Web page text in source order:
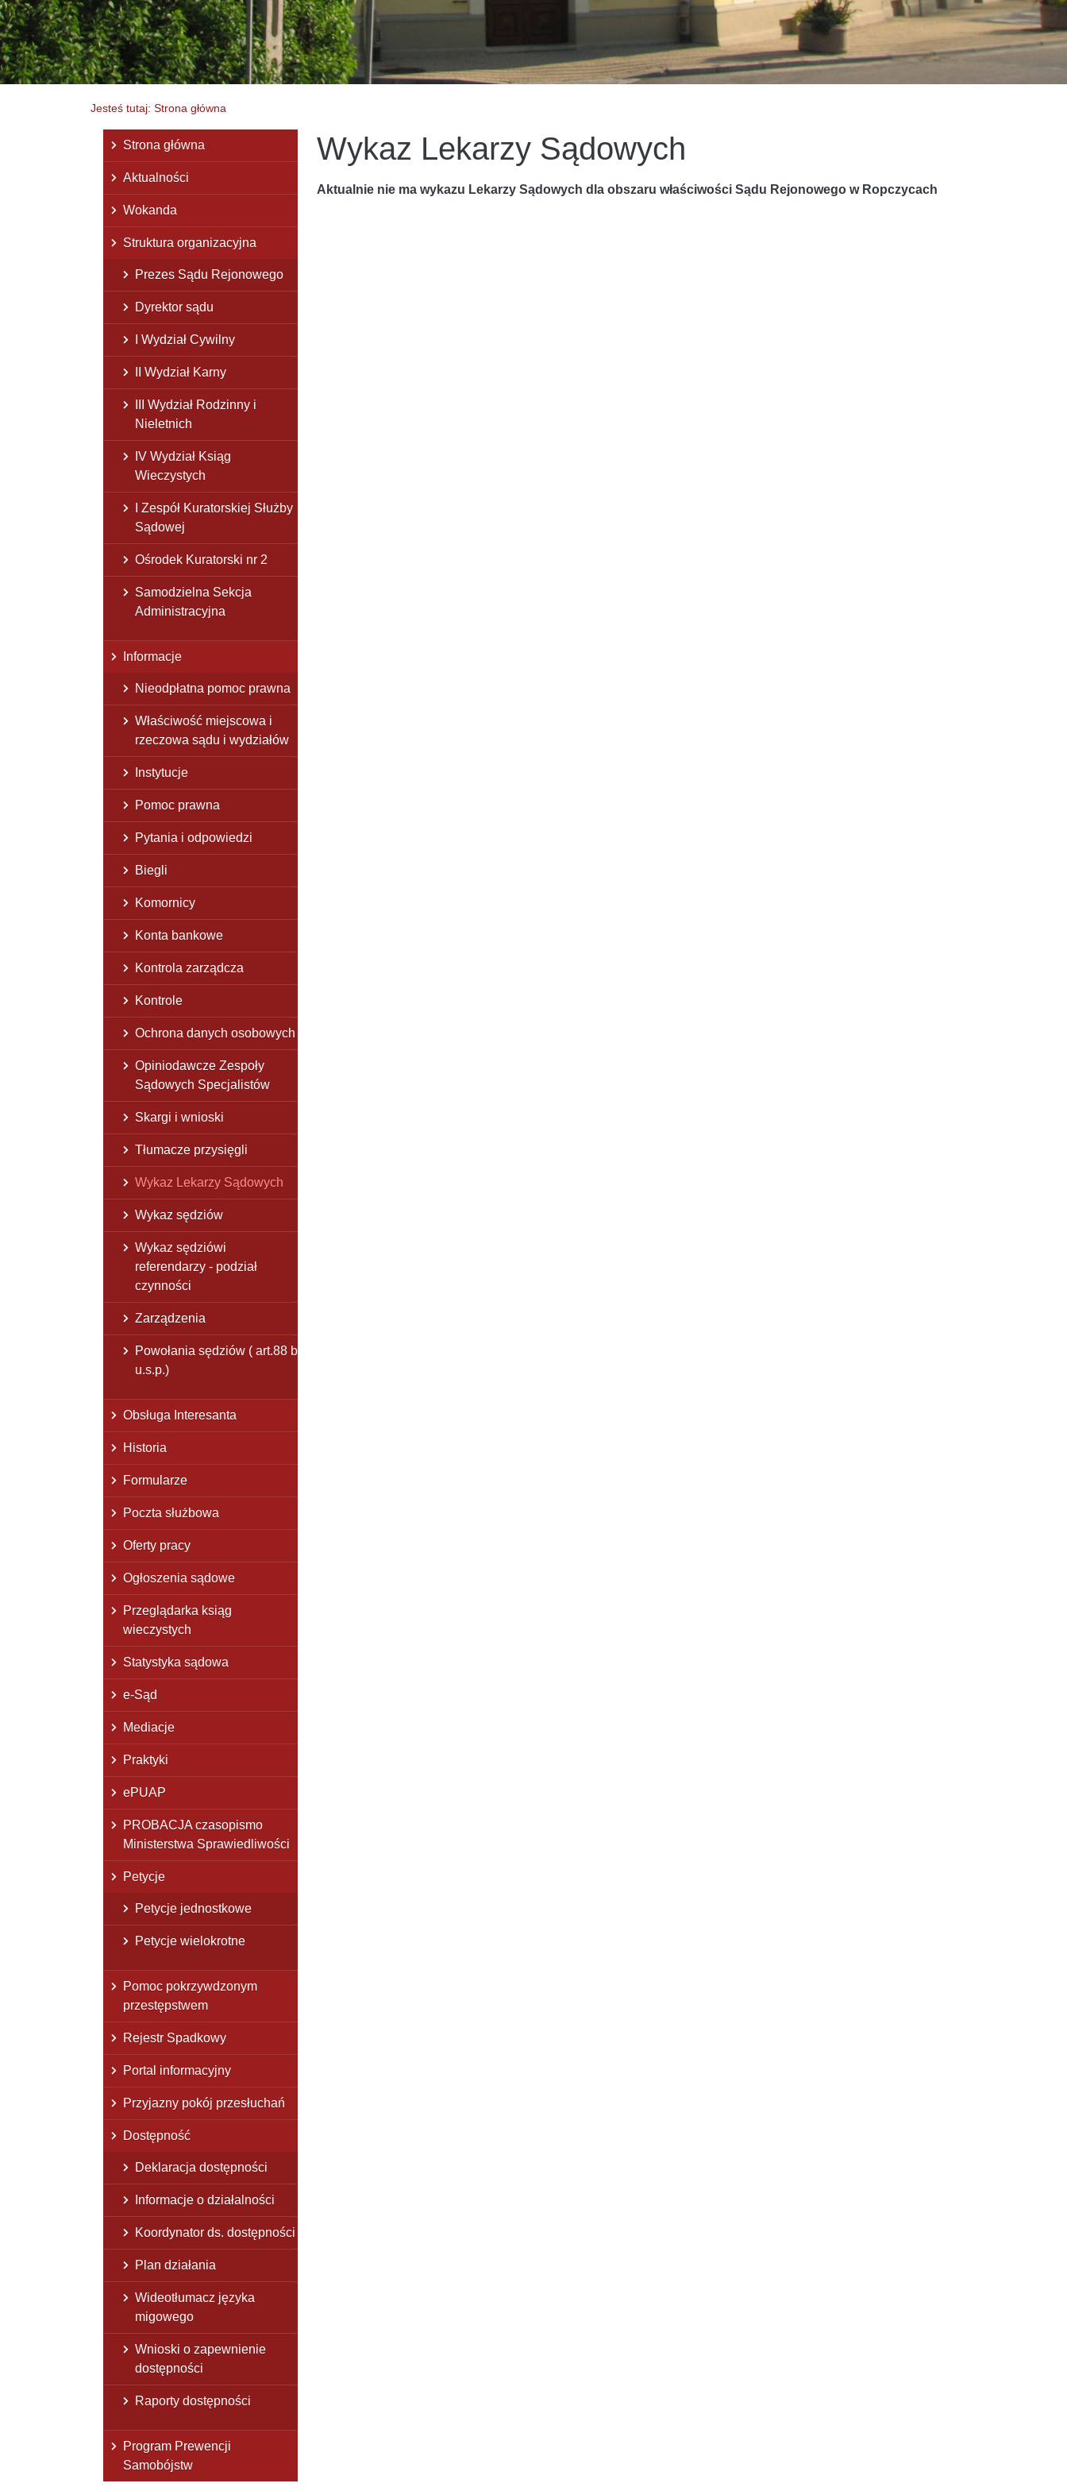
Jesteś tutaj: Strona główna
Wykaz Lekarzy Sądowych
Aktualnie nie ma wykazu Lekarzy Sądowych dla obszaru właściwości Sądu Rejonowego w Ropczycach
Menu główne
Strona główna
Aktualności
Wokanda
Struktura organizacyjna
Prezes Sądu Rejonowego
Dyrektor sądu
I Wydział Cywilny
II Wydział Karny
III Wydział Rodzinny i
Nieletnich
IV Wydział Ksiąg
Wieczystych
I Zespół Kuratorskiej Służby
Sądowej
Ośrodek Kuratorski nr 2
Samodzielna Sekcja
Administracyjna
Informacje
Nieodpłatna pomoc prawna
Właściwość miejscowa i
rzeczowa sądu i wydziałów
Instytucje
Pomoc prawna
Pytania i odpowiedzi
Biegli
Komornicy
Konta bankowe
Kontrola zarządcza
Kontrole
Ochrona danych osobowych
Opiniodawcze Zespoły
Sądowych Specjalistów
Skargi i wnioski
Tłumacze przysięgli
Wykaz Lekarzy Sądowych
Wykaz sędziów
Wykaz sędziówi
referendarzy - podział
czynności
Zarządzenia
Powołania sędziów ( art.88 b
u.s.p.)
Obsługa Interesanta
Historia
Formularze
Poczta służbowa
Oferty pracy
Ogłoszenia sądowe
Przeglądarka ksiąg
wieczystych
Statystyka sądowa
e-Sąd
Mediacje
Praktyki
ePUAP
PROBACJA czasopismo
Ministerstwa Sprawiedliwości
Petycje
Petycje jednostkowe
Petycje wielokrotne
Pomoc pokrzywdzonym
przestępstwem
Rejestr Spadkowy
Portal informacyjny
Przyjazny pokój przesłuchań
Dostępność
Deklaracja dostępności
Informacje o działalności
Koordynator ds. dostępności
Plan działania
Wideotłumacz języka
migowego
Wnioski o zapewnienie
dostępności
Raporty dostępności
Program Prewencji
Samobójstw